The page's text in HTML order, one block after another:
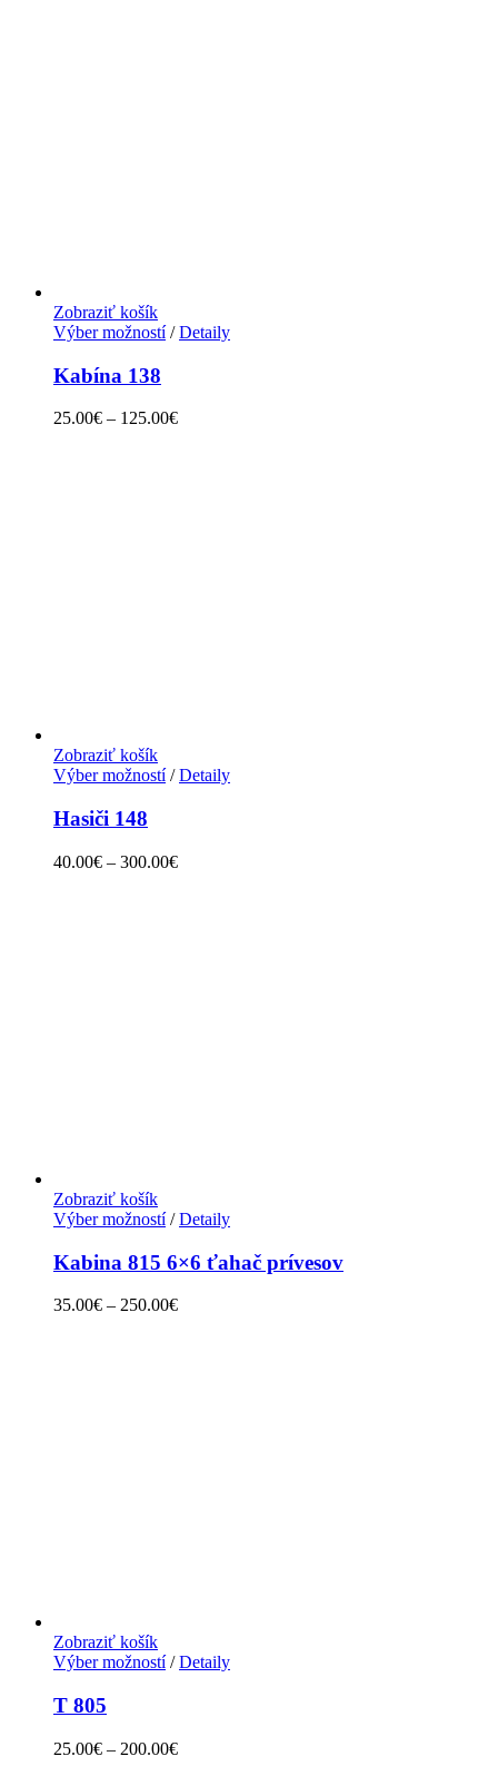
Zobraziť košík
Výber možností/ Detaily
Kabína 138
25.00€ – 125.00€
Zobraziť košík
Výber možností/ Detaily
Hasiči 148
40.00€ – 300.00€
Zobraziť košík
Výber možností/ Detaily
Kabina 815 6×6 ťahač prívesov
35.00€ – 250.00€
Zobraziť košík
Výber možností/ Detaily
T 805
25.00€ – 200.00€